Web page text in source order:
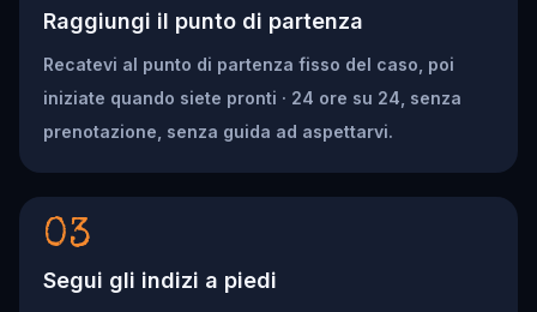
Raggiungi il punto di partenza
Recatevi al punto di partenza fisso del caso, poi
iniziate quando siete pronti · 24 ore su 24, senza
prenotazione, senza guida ad aspettarvi.
03
Segui gli indizi a piedi